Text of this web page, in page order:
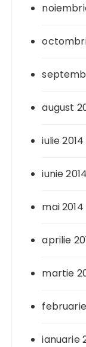
august
iulie 2014
iunie 2014
mai 2014
aprilie
martie
ianuarie